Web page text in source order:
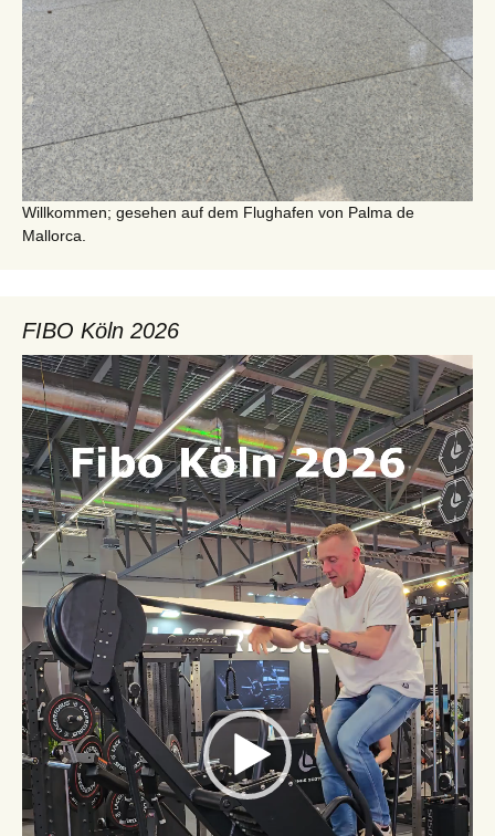
Willkommen; gesehen auf dem Flughafen von Palma de
Mallorca.
FIBO Köln 2026
Video-
Player